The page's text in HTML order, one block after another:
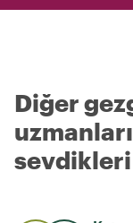
Diğer
sevdikleri